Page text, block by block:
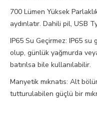
700 Lümen Yüksek
aydınlatır. Dahili pil, USB
IP65 Su Geçirmez: IP65 su
olup, günlük yağmurda
batırılsa bile kullanılabilir.
Manyetik mıknatıs: Alt
tutturulabilen güçlü bir